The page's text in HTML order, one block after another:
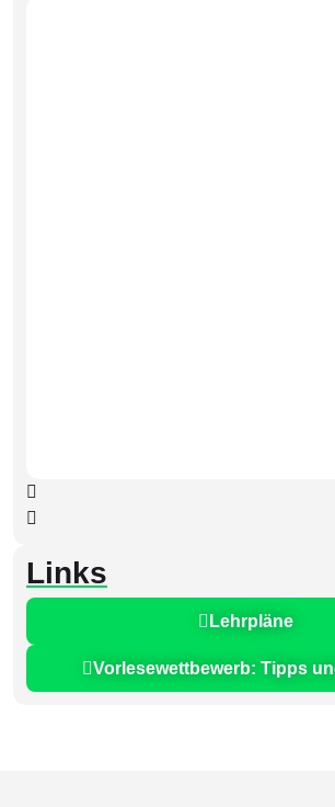
Links
Lehrpläne
Vorlesewettbewerb: Tipps